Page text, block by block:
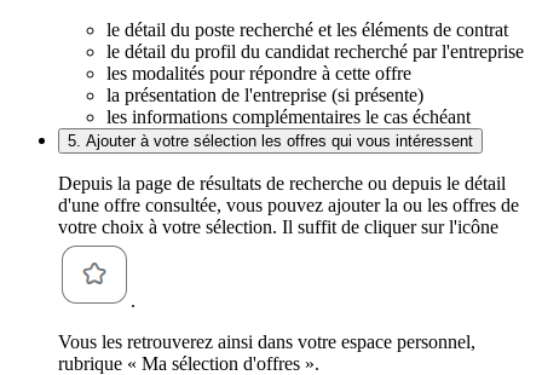
le détail du poste recherché et les éléments de contrat
le détail du profil du candidat recherché par l'entreprise
les modalités pour répondre à cette offre
la présentation de l'entreprise (si présente)
les informations complémentaires le cas échéant
5. Ajouter à votre sélection les offres qui vous intéressent
Depuis la page de résultats de recherche ou depuis le détail
d'une offre consultée, vous pouvez ajouter la ou les offres de
votre choix à votre sélection. Il suffit de cliquer sur l'icône
.
Vous les retrouverez ainsi dans votre espace personnel,
rubrique « Ma sélection d'offres ».